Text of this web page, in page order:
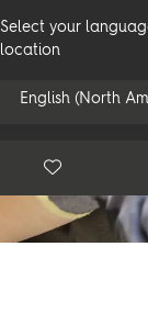
Select your
location
English (North
Floor.Wishlist